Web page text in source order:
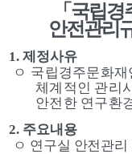
「 국립경
안전관리
1. 제정사유
ㅇ 국립경주문화
체계적인 관리
안전한 연구환
2. 주요내용
ㅇ 연구실 안전관리